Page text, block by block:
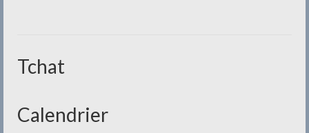
Tchat
Calendrier